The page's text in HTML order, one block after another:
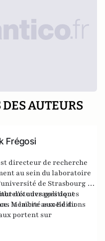
DES AUTEURS
Frégosi
directeur de recherche
au sein du laboratoire
de Strasbourg et
d'études politiques
Membre associé du
portent sur
musulman et les
de l'islam dans l'espace
ouvrages dont
la laïcitéaux Editions